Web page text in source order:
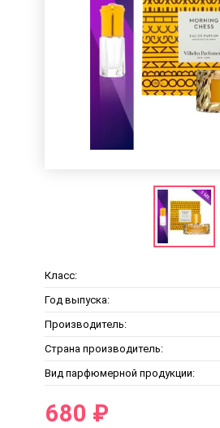
Класс:
Год выпуска:
Производитель:
Страна производитель:
Вид парфюмерной продукции:
680 ₽